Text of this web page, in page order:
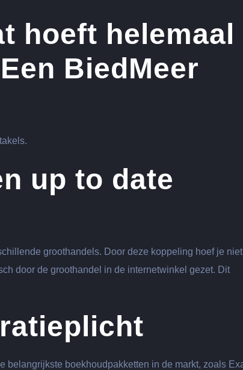
hoeft helemaal
BiedMeer
up to date
groothandels. Door deze koppeling hoef je
door de groothandel in de internetwinkel gezet. Dit
belangrijkste boekhoudpakketten in de markt, zoals